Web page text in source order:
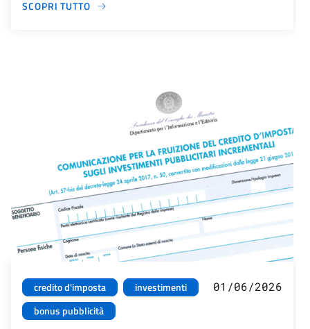
SCOPRI TUTTO
credito d'imposta
investimenti
bonus pubblicità
01/06/2026